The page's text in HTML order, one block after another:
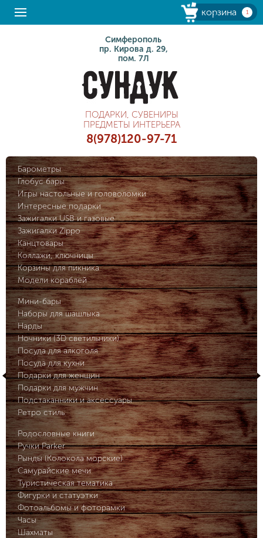
корзина 1
Симферополь
пр. Кирова д. 29,
пом. 7Л
ПОДАРКИ, СУВЕНИРЫ
ПРЕДМЕТЫ ИНТЕРЬЕРА
8(978)120-97-71
Барометры
Глобус бары
Игры настольные и головоломки
Интересные подарки
Зажигалки USB и газовые
Зажигалки Zippo
Канцтовары
Коллажи, ключницы
Корзины для пикника
Модели кораблей
Мини-бары
Наборы для шашлыка
Нарды
Ночники (3D светильники)
Посуда для алкоголя
Посуда для кухни
Подарки для женщин
Подарки для мужчин
Подстаканники и аксессуары
Ретро стиль
Родословные книги
Ручки Parker
Рынды (Колокола морские)
Самурайские мечи
Туристическая тематика
Фигурки и статуэтки
Фотоальбомы и фоторамки
Часы
Шахматы